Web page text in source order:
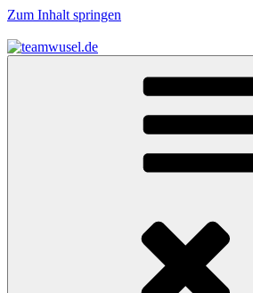
Zum Inhalt springen